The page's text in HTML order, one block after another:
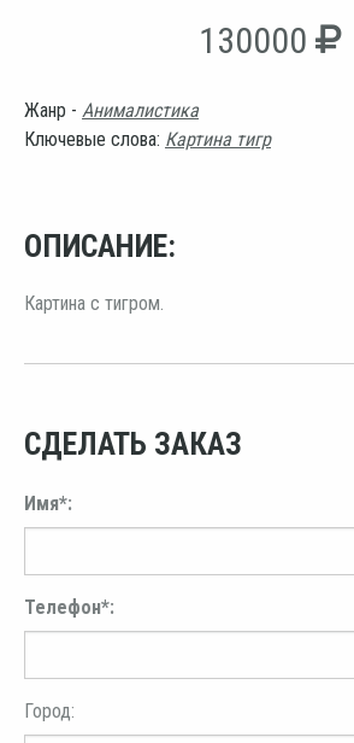
130000
Жанр - Анималистика
Ключевые слова: Картина тигр
ОПИСАНИЕ:
Картина с тигром.
СДЕЛАТЬ ЗАКАЗ
Имя*:
Телефон*:
Город: